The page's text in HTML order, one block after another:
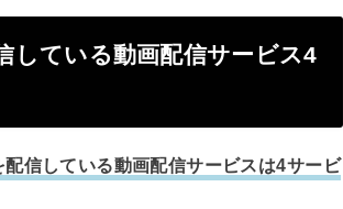
している動画配信サービス4
信している動画配信サービスは4サービ